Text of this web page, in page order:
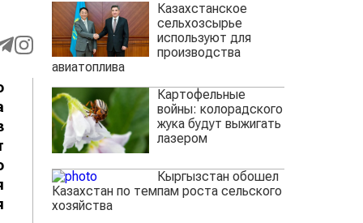
Казахстанское
сельхозсырье
используют для
производства
авиатоплива
Картофельные
войны: колорадского
жука будут выжигать
лазером
Кыргызстан обошел
Казахстан по темпам роста сельского
хозяйства